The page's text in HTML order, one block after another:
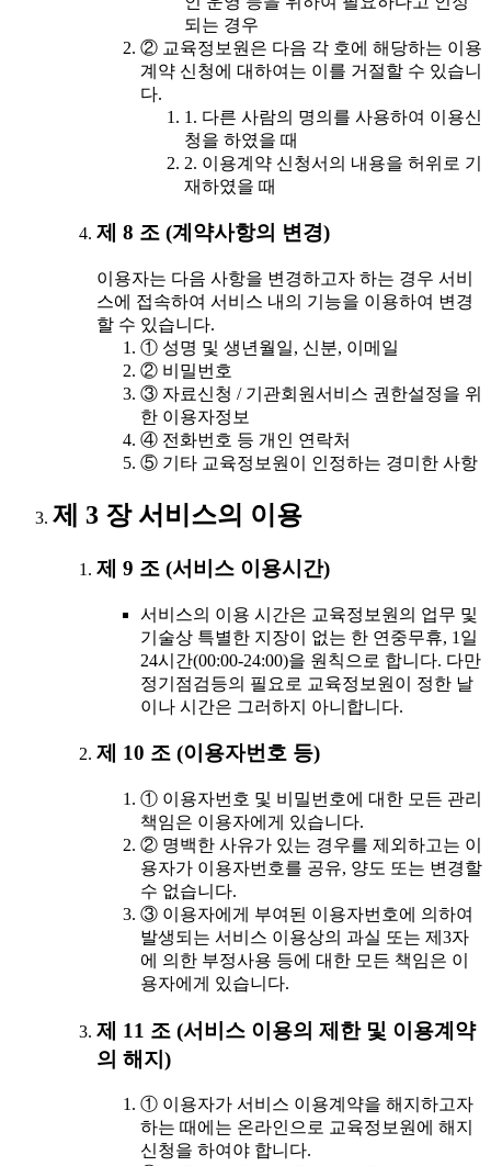
되는 경우
② 교육정보원은 다음 각 호에 해당하는 이용
계약 신청에 대하여는 이를 거절할 수 있습니
다.
1. 다른 사람의 명의를 사용하여 이용신
청을 하였을 때
2. 이용계약 신청서의 내용을 허위로 기
재하였을 때
제 8 조 (계약사항의 변경)
이용자는 다음 사항을 변경하고자 하는 경우 서비
스에 접속하여 서비스 내의 기능을 이용하여 변경
할 수 있습니다.
① 성명 및 생년월일, 신분, 이메일
② 비밀번호
③ 자료신청 / 기관회원서비스 권한설정을 위
한 이용자정보
④ 전화번호 등 개인 연락처
⑤ 기타 교육정보원이 인정하는 경미한 사항
제 3 장 서비스의 이용
제 9 조 (서비스 이용시간)
서비스의 이용 시간은 교육정보원의 업무 및
기술상 특별한 지장이 없는 한 연중무휴, 1일
24시간(00:00-24:00)을 원칙으로 합니다. 다만
정기점검등의 필요로 교육정보원이 정한 날
이나 시간은 그러하지 아니합니다.
제 10 조 (이용자번호 등)
① 이용자번호 및 비밀번호에 대한 모든 관리
책임은 이용자에게 있습니다.
② 명백한 사유가 있는 경우를 제외하고는 이
용자가 이용자번호를 공유, 양도 또는 변경할
수 없습니다.
③ 이용자에게 부여된 이용자번호에 의하여
발생되는 서비스 이용상의 과실 또는 제3자
에 의한 부정사용 등에 대한 모든 책임은 이
용자에게 있습니다.
제 11 조 (서비스 이용의 제한 및 이용계약
의 해지)
① 이용자가 서비스 이용계약을 해지하고자
하는 때에는 온라인으로 교육정보원에 해지
신청을 하여야 합니다.